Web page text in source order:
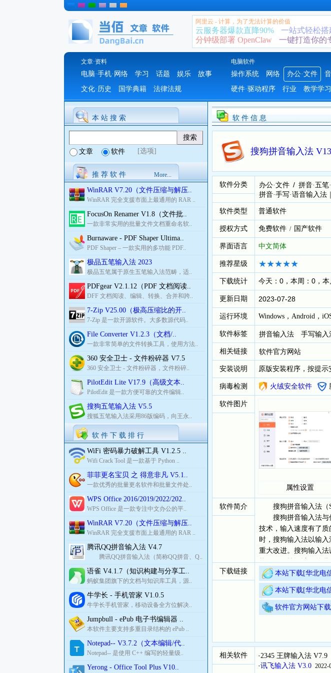
阿里云 - 计算，为了无法计算的价值
云服务器爆款直降90%
一站式轻松
分钟级部署 OpenClaw
一键打造你的
文章·资料 电脑软件
电脑·手机·网络 学习 话题 娱乐
故事
文化·历史
国学典籍 法律法规
操作系统 网络 办公·文件
硬件·驱动程序
行业 教学学习
本 站 搜 索
文章 软件 [选项]
推 荐 软 件 More...
WinRAR V7.20（文件压缩与解压..
WinRAR 完全支援市面上最通用的 RAR ..
FocusOn Renamer V1.8（文件批..
一款非常实用的批量文件文档重命名软..
Burnaware - PDF Shaper Ultima..
PDF Shaper – 一款实用的多功能 PDF..
极品五笔输入法 2023
极品五笔属于原生五笔输入法范畴，适..
PDFgear V2.1.12（PDF 文档阅读..
DFF 文档阅读、编辑、转换、合并和跨..
7-Zip V25.00（极高压缩比的开..
7-Zip 是一款开源软件。大多数源代码..
File Converter V1.2.3（文档/..
一款非常简单的文件转换工具，使用方法..
360 安全卫士 - 文件粉碎器 V7.5
360 安全卫士 - 文件粉碎器，文件粉碎..
PilotEdit Lite V17.9（高级文本..
PilotEdit 是一款方便可靠的文件编辑..
搜狗五笔输入法 V5.5
搜狐五笔输入法采用86版编码，向王永..
软 件 下 载 排 行
WiFi 密码暴力破解工具 V1.2.5 ..
Wifi Crack Tool 是一款基于 Python ..
菲菲更名宝贝 之 得意非凡 V5.1..
一款优秀的批量更名软件和批量文件处..
WPS Office 2016/2019/2022/202..
WPS Office 是一款专注中文办公的平..
WinRAR V7.20（文件压缩与解压..
WinRAR 完全支援市面上最通用的 RAR ..
腾讯QQ拼音输入法 V4.7
腾讯QQ拼音输入法（简称QQ拼音、Q..
语雀 V4.1.7（知识构建与分享工..
蚂蚁集团旗下的文档与知识库工具，源..
牛学长 - 手机管家 V1.0.5
牛学长手机管家，移动设备全方位解决..
Jumpbull - ePub 电子书编辑器 ..
本软件主要支持多重目录结构的 ePub ..
Notepad-- V3.7.2（文本编辑/代..
Notepad-- 是使用 C++ 编写的轻量级..
Yerong - Office Tool Plus V10..
软 件 信 息
搜狗拼音输入法
软件分类 办公·文件 / 拼音·五笔
拼音·手写·语音输入法 ｜
软件类型 普通软件
授权方式 免费软件 / 国产软件
界面语言 中文简体
推荐星级
下载统计 今天：0，本周：0，
更新日期 2023-07-28
运行环境 Windows，Android，
软件标签 拼音输入法 手写输入
相关链接 软件官方网站
安装说明 原版安装程序，按提示
病毒检测 火绒安全软件
软件图片
属性设置
软件简介
搜狗拼音输入法（
搜狗拼音输入法与传
技术，输入速度有了
时，搜狗输入法以输
重大改进。搜狗输入
能、易用性设计、外
下载链接 本站下载[华北电
本站下载[华北电
软件官方网站下载
相关软件 ·2345 王牌输入法 V7.9
·讯飞输入法 V3.0 2022-